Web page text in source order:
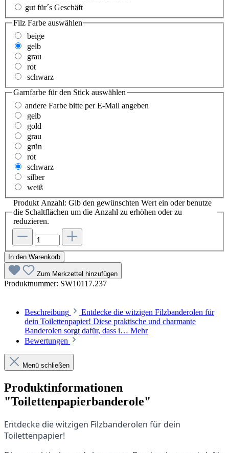
gut für´s Geschäft
Filz Farbe auswählen
beige
gelb
grau
rot
schwarz
Garnfarbe für den Stick auswählen
andere Farbe bitte per E-Mail angeben
gelb
gold
grau
grün
rot
schwarz
silber
weiß
Produkt Anzahl: Gib den gewünschten Wert ein oder benutze
die Schaltflächen um die Anzahl zu erhöhen oder zu
reduzieren.
In den Warenkorb
Zum Merkzettel hinzufügen
Produktnummer: SW10117.237
Beschreibung
Entdecke die witzigen Filzbanderolen für
dein Toilettenpapier! Diese praktische und charmante
Banderolen sorgt dafür, dass i… Mehr
Bewertungen
Menü schließen
Produktinformationen
"Toilettenpapierbanderole"
Entdecke die witzigen Filzbanderolen für dein
Toilettenpapier!